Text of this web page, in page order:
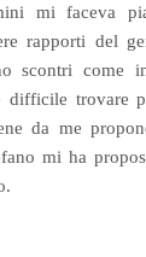
mi faceva
rapporti del
scontri come
difficile trovare
da me
mi ha